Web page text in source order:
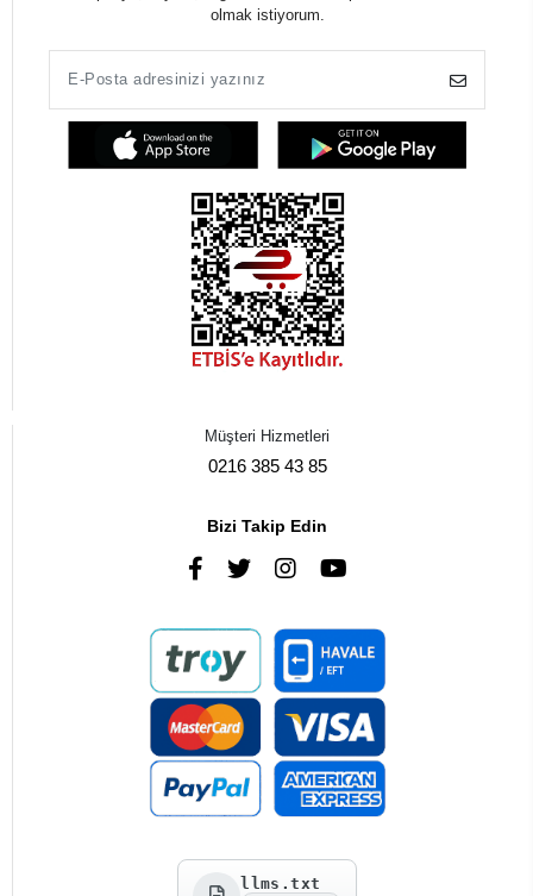
olmak istiyorum.
Müşteri Hizmetleri
0216 385 43 85
Bizi Takip Edin
llms.txt